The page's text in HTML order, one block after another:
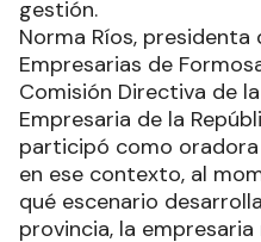
gestión.
Norma Ríos, presidenta
Empresarias de
Comisión Directiva de
Empresaria de la
participó como
en ese contexto, al
qué escenario
provincia, la